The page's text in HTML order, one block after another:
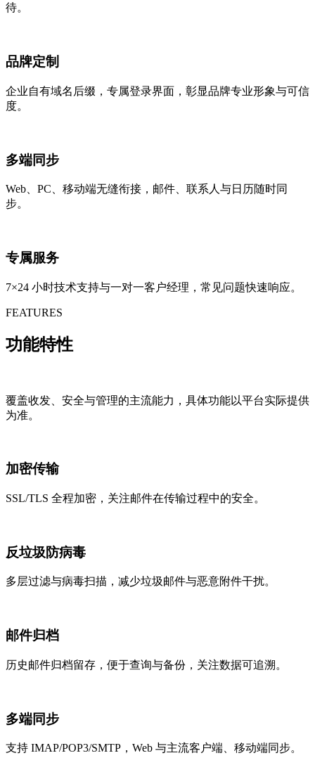
待。
品牌定制
企业自有域名后缀，专属登录界面，彰显品牌专业形象与可信
度。
多端同步
Web、PC、移动端无缝衔接，邮件、联系人与日历随时同
步。
专属服务
7×24 小时技术支持与一对一客户经理，常见问题快速响应。
FEATURES
功能特性
覆盖收发、安全与管理的主流能力，具体功能以平台实际提供
为准。
加密传输
SSL/TLS 全程加密，关注邮件在传输过程中的安全。
反垃圾防病毒
多层过滤与病毒扫描，减少垃圾邮件与恶意附件干扰。
邮件归档
历史邮件归档留存，便于查询与备份，关注数据可追溯。
多端同步
支持 IMAP/POP3/SMTP，Web 与主流客户端、移动端同步。